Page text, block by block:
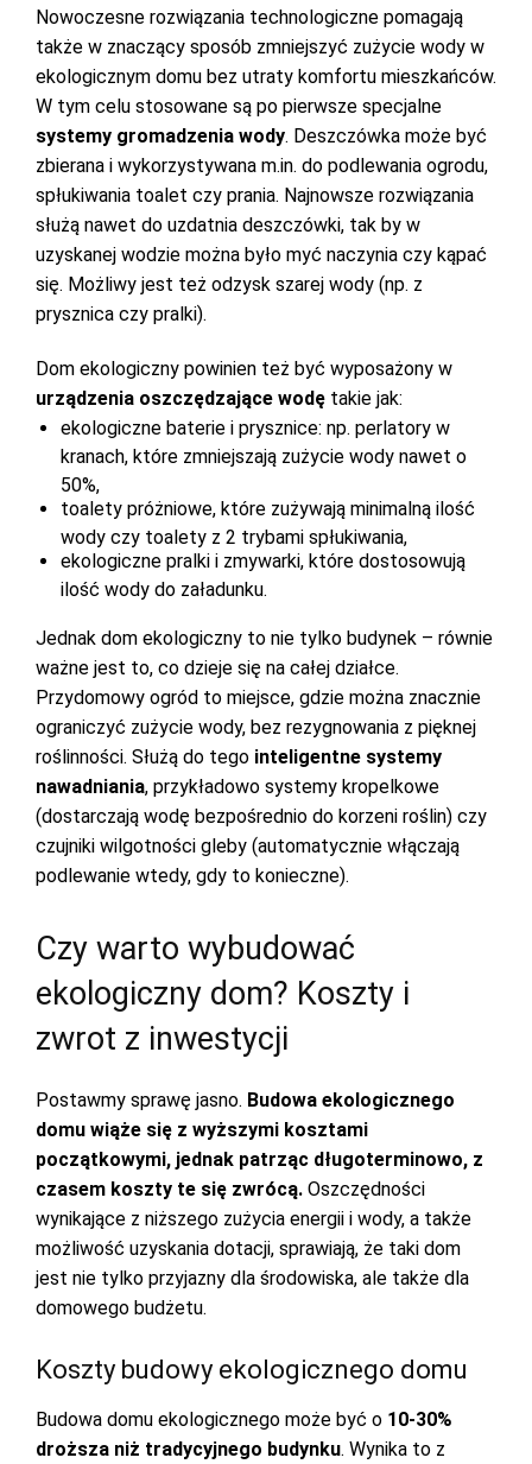
Nowoczesne rozwiązania technologiczne pomagają
także w znaczący sposób zmniejszyć zużycie wody w
ekologicznym domu bez utraty komfortu mieszkańców.
W tym celu stosowane są po pierwsze specjalne
systemy gromadzenia wody. Deszczówka może być
zbierana i wykorzystywana m.in. do podlewania ogrodu,
spłukiwania toalet czy prania. Najnowsze rozwiązania
służą nawet do uzdatnia deszczówki, tak by w
uzyskanej wodzie można było myć naczynia czy kąpać
się. Możliwy jest też odzysk szarej wody (np. z
prysznica czy pralki).
Dom ekologiczny powinien też być wyposażony w
urządzenia oszczędzające wodę takie jak:
ekologiczne baterie i prysznice: np. perlatory w
kranach, które zmniejszają zużycie wody nawet o
50%,
toalety próżniowe, które zużywają minimalną ilość
wody czy toalety z 2 trybami spłukiwania,
ekologiczne pralki i zmywarki, które dostosowują
ilość wody do załadunku.
Jednak dom ekologiczny to nie tylko budynek – równie
ważne jest to, co dzieje się na całej działce.
Przydomowy ogród to miejsce, gdzie można znacznie
ograniczyć zużycie wody, bez rezygnowania z pięknej
roślinności. Służą do tego inteligentne systemy
nawadniania, przykładowo systemy kropelkowe
(dostarczają wodę bezpośrednio do korzeni roślin) czy
czujniki wilgotności gleby (automatycznie włączają
podlewanie wtedy, gdy to konieczne).
Czy warto wybudować
ekologiczny dom? Koszty i
zwrot z inwestycji
Postawmy sprawę jasno. Budowa ekologicznego
domu wiąże się z wyższymi kosztami
początkowymi, jednak patrząc długoterminowo, z
czasem koszty te się zwrócą. Oszczędności
wynikające z niższego zużycia energii i wody, a także
możliwość uzyskania dotacji, sprawiają, że taki dom
jest nie tylko przyjazny dla środowiska, ale także dla
domowego budżetu.
Koszty budowy ekologicznego domu
Budowa domu ekologicznego może być o 10-30%
droższa niż tradycyjnego budynku. Wynika to z